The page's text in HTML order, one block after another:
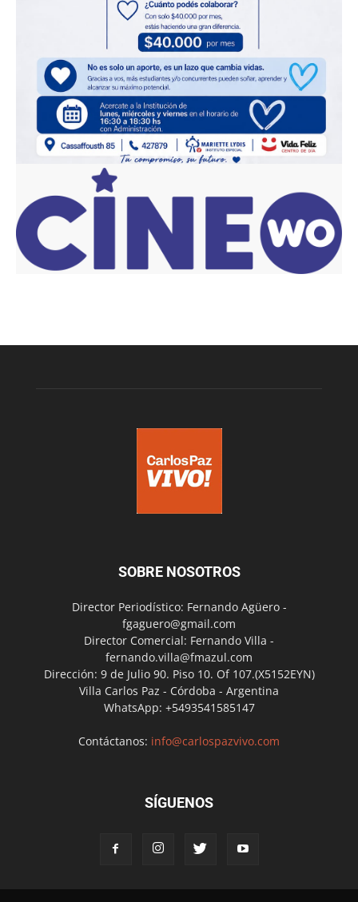
SOBRE NOSOTROS
Director Periodístico: Fernando Agüero -
fgaguero@gmail.com
Director Comercial: Fernando Villa -
fernando.villa@fmazul.com
Dirección: 9 de Julio 90. Piso 10. Of 107.(X5152EYN)
Villa Carlos Paz - Córdoba - Argentina
WhatsApp: +5493541585147
Contáctanos: info@carlospazvivo.com
SÍGUENOS